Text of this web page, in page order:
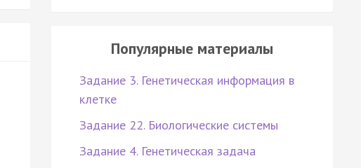
Популярные материалы
Задание 3. Генетическая информация в
клетке
Задание 22. Биологические системы
Задание 4. Генетическая задача